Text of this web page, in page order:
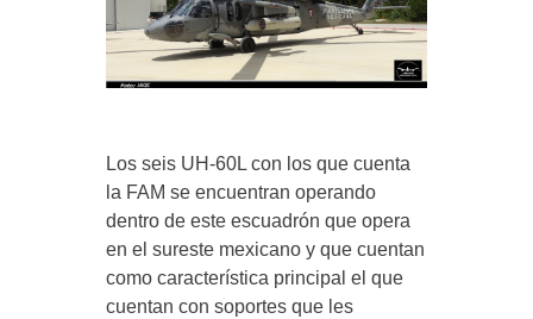
Los seis UH-60L con los que cuenta
la FAM se encuentran operando
dentro de este escuadrón que opera
en el sureste mexicano y que cuentan
como característica principal el que
cuentan con soportes que les